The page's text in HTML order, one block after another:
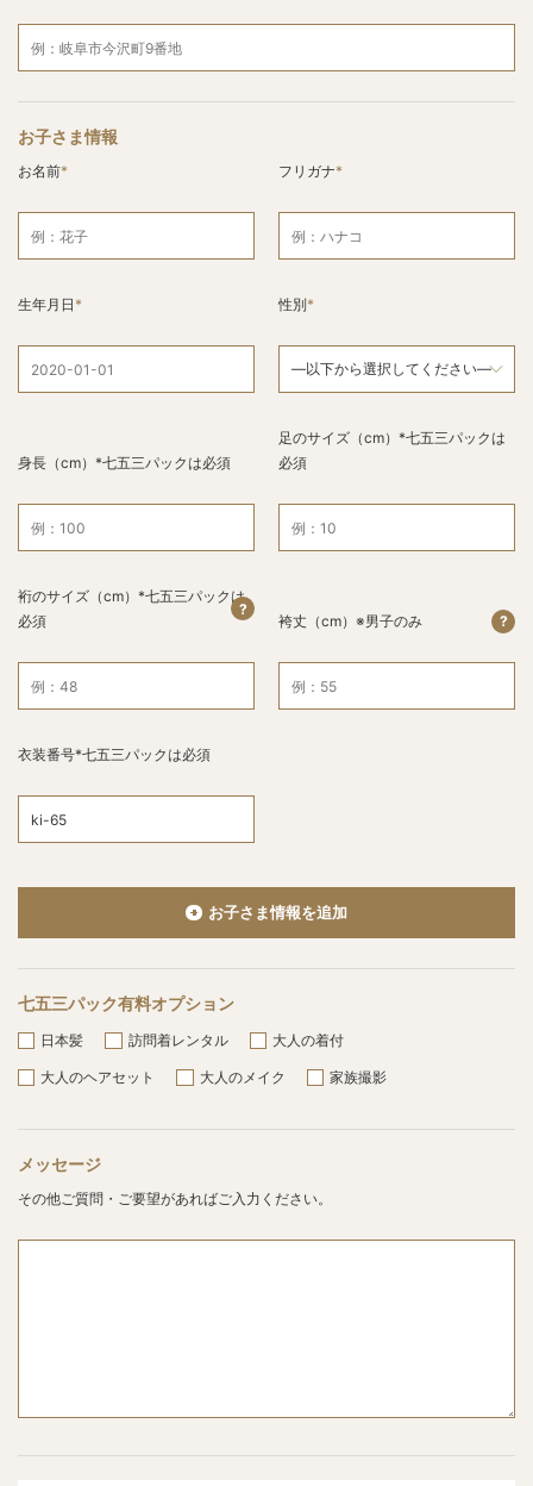
お子さま情報
お名前 フリガナ
生年月日 性別
身長（cm）*七五三パックは必須
足のサイズ（cm）*七五三パックは
必須
裄のサイズ（cm）*七五三パックは
必須
?
袴丈（cm）※男子のみ ?
衣装番号*七五三パックは必須
お子さま情報を追加
七五三パック有料オプション
日本髪 訪問着レンタル 大人の着付
大人のヘアセット 大人のメイク 家族撮影
メッセージ
その他ご質問・ご要望があればご入力ください。